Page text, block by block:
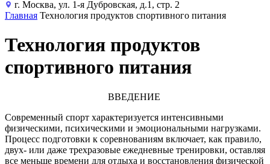
г. Москва, ул. 1-я Дубровская, д.1, стр. 2
Главная Технология продуктов спортивного питания
Технология продуктов
спортивного питания
ВВЕДЕНИЕ
Современный спорт характеризуется интенсивными
физическими, психическими и эмоциональными нагруз­ками.
Процесс подготовки к соревнованиям включает, как правило,
двух- или даже трехразовые ежедневные тренировки, оставляя
все меньше времени для отды­ха и восстановления физической